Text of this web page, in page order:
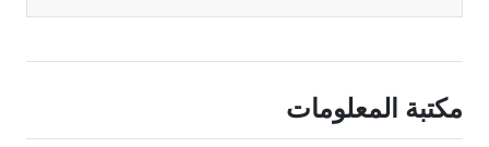
مكتبة المعلومات